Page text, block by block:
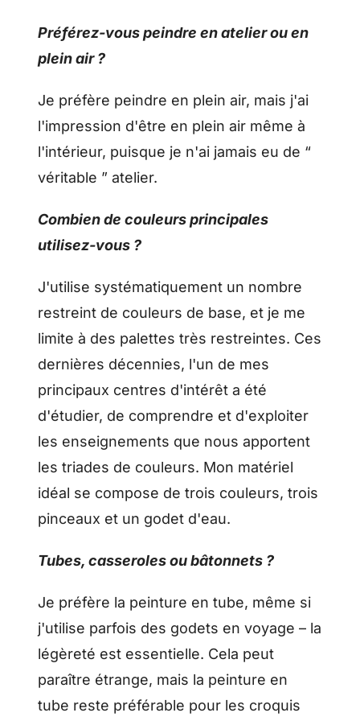
Préférez-vous peindre en atelier ou en
plein air ?
Je préfère peindre en plein air, mais j'ai
l'impression d'être en plein air même à
l'intérieur, puisque je n'ai jamais eu de “
véritable ” atelier.
Combien de couleurs principales
utilisez-vous ?
J'utilise systématiquement un nombre
restreint de couleurs de base, et je me
limite à des palettes très restreintes. Ces
dernières décennies, l'un de mes
principaux centres d'intérêt a été
d'étudier, de comprendre et d'exploiter
les enseignements que nous apportent
les triades de couleurs. Mon matériel
idéal se compose de trois couleurs, trois
pinceaux et un godet d'eau.
Tubes, casseroles ou bâtonnets ?
Je préfère la peinture en tube, même si
j'utilise parfois des godets en voyage – la
légèreté est essentielle. Cela peut
paraître étrange, mais la peinture en
tube reste préférable pour les croquis